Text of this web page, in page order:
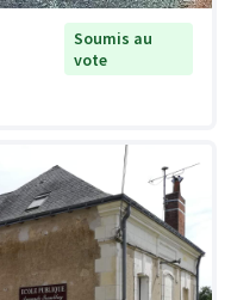
Soumis au
vote